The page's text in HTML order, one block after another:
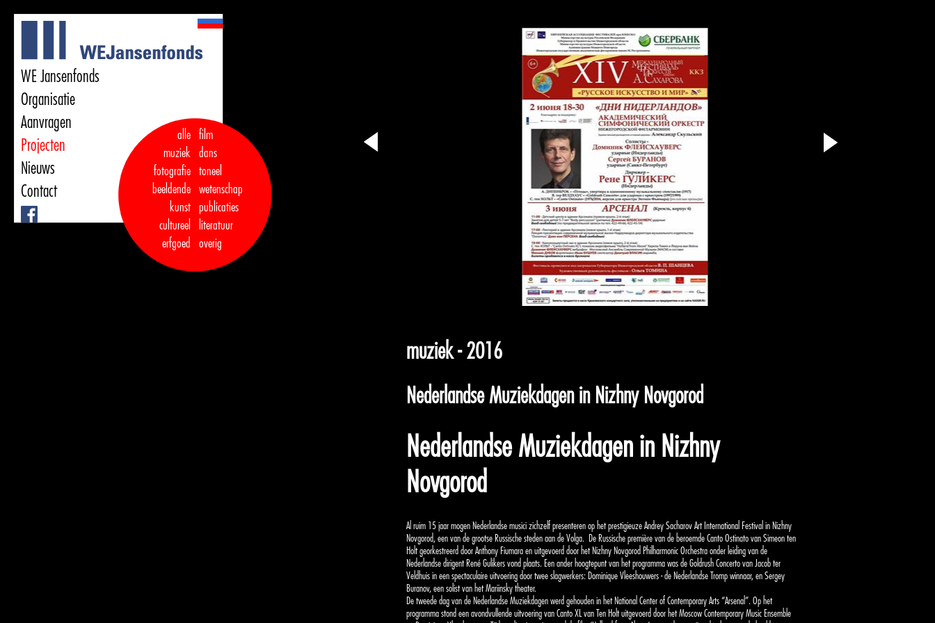
WE Jansenfonds
Organisatie
Aanvragen
Projecten
Nieuws
Contact
alle
muziek
fotografie
beeldende
kunst
cultureel
erfgoed
film
dans
toneel
wetenschap
publicaties
literatuur
overig
muziek - 2016
Nederlandse Muziekdagen in Nizhny Novgorod
Nederlandse Muziekdagen in Nizhny
Novgorod
Al ruim 15 jaar mogen Nederlandse musici zichzelf presenteren op het prestigieuze Andrey Sacharov Art International Festival in Nizhny
Novgorod, een van de grootse Russische steden aan de Volga. De Russische première van de beroemde Canto Ostinato van Simeon ten
Holt georkestreerd door Anthony Fiumara en uitgevoerd door het Nizhny Novgorod Philharmonic Orchestra onder leiding van de
Nederlandse dirigent René Gulikers vond plaats. Een ander hoogtepunt van het programma was de Goldrush Concerto van Jacob ter
Veldhuis in een spectaculaire uitvoering door twee slagwerkers: Dominique Vleeshouwers - de Nederlandse Tromp winnaar, en Sergey
Buranov, een solist van het Mariinsky theater.
De tweede dag van de Nederlandse Muziekdagen werd gehouden in het National Center of Contemporary Arts “Arsenal”. Op het
programma stond een avondvullende uitvoering van Canto XL van Ten Holt uitgevoerd door het Moscow Contemporary Music Ensemble